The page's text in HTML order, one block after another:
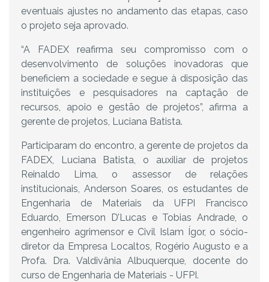
eventuais ajustes no andamento das etapas, caso
o projeto seja aprovado.
“A FADEX reafirma seu compromisso com o
desenvolvimento de soluções inovadoras que
beneficiem a sociedade e segue à disposição das
instituições e pesquisadores na captação de
recursos, apoio e gestão de projetos”, afirma a
gerente de projetos, Luciana Batista.
Participaram do encontro, a gerente de projetos da
FADEX, Luciana Batista, o auxiliar de projetos
Reinaldo Lima, o assessor de relações
institucionais, Anderson Soares, os estudantes de
Engenharia de Materiais da UFPI Francisco
Eduardo, Emerson D’Lucas e Tobias Andrade, o
engenheiro agrimensor e Civil Islam Ígor, o sócio-
diretor da Empresa Localtos, Rogério Augusto e a
Profa. Dra. Valdivânia Albuquerque, docente do
curso de Engenharia de Materiais - UFPI.